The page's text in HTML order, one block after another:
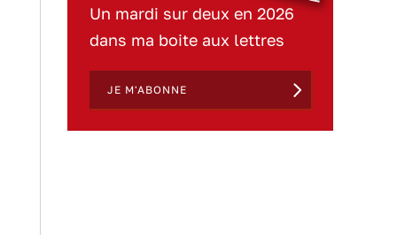
Un mardi sur deux en 2026
dans ma boite aux lettres
JE M'ABONNE